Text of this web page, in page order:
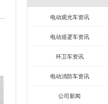
电动观光车资讯
电动巡逻车资讯
环卫车资讯
电动消防车资讯
公司新闻